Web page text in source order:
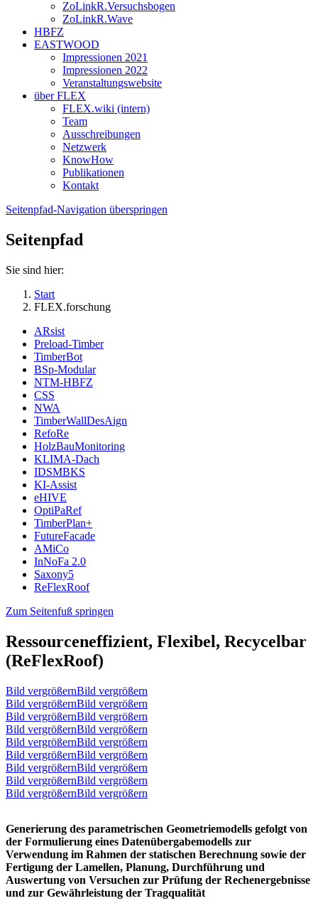
ZoLinkR.Versuchsbogen
ZoLinkR.Wave
HBFZ
EASTWOOD
Impressionen 2021
Impressionen 2022
Veranstaltungswebsite
über FLEX
FLEX.wiki (intern)
Team
Ausschreibungen
Netzwerk
KnowHow
Publikationen
Kontakt
Seitenpfad-Navigation überspringen
Seitenpfad
Sie sind hier:
Start
FLEX.forschung
ARsist
Preload-Timber
TimberBot
BSp-Modular
NTM-HBFZ
CSS
NWA
TimberWallDesAign
RefoRe
HolzBauMonitoring
KLIMA-Dach
IDSMBKS
KI-Assist
eHIVE
OptiPaRef
TimberPlan+
FutureFacade
AMiCo
InNoFa 2.0
Saxony5
ReFlexRoof
Zum Seitenfuß springen
Ressourceneffizient, Flexibel, Recycelbar
(ReFlexRoof)
Bild vergrößernBild vergrößern
Bild vergrößernBild vergrößern
Bild vergrößernBild vergrößern
Bild vergrößernBild vergrößern
Bild vergrößernBild vergrößern
Bild vergrößernBild vergrößern
Bild vergrößernBild vergrößern
Bild vergrößernBild vergrößern
Bild vergrößernBild vergrößern
Generierung des parametrischen Geometriemodells gefolgt von
der Formulierung eines Datenübergabemodells zur
Verwendung im Rahmen der statischen Berechnung sowie der
Fertigung der Lamellen, Planung, Durchführung und
Auswertung von Versuchen zur Prüfung der Rechenergebnisse
und zur Gewährleistung der Tragqualität